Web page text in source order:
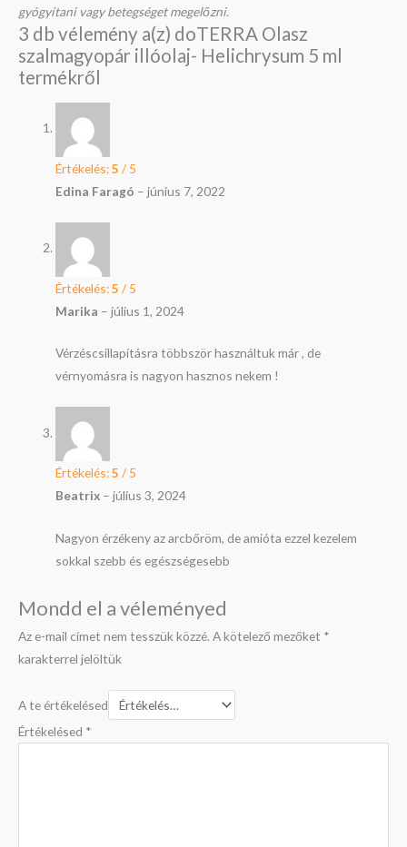
gyógyítani vagy betegséget megelőzni.
3 db vélemény a(z) doTERRA Olasz
szalmagyopár illóolaj- Helichrysum 5 ml
termékről
Értékelés:5 / 5
Edina Faragó – június 7, 2022
Értékelés:5 / 5
Marika – július 1, 2024
Vérzéscsillapításra többször használtuk már , de
vérnyomásra is nagyon hasznos nekem !
Értékelés:5 / 5
Beatrix – július 3, 2024
Nagyon érzékeny az arcbőröm, de amióta ezzel kezelem
sokkal szebb és egészségesebb
Mondd el a véleményed
Az e-mail címet nem tesszük közzé. A kötelező mezőket *
karakterrel jelöltük
A te értékelésed
Értékelésed *